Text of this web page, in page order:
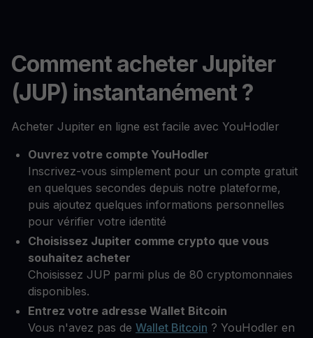
Comment acheter Jupiter
(JUP) instantanément ?
Acheter Jupiter en ligne est facile avec YouHodler
Ouvrez votre compte YouHodler
Inscrivez-vous simplement pour un compte gratuit
en quelques secondes depuis notre plateforme,
puis ajoutez quelques informations personnelles
pour vérifier votre identité
Choisissez Jupiter comme crypto que vous
souhaitez acheter
Choisissez JUP parmi plus de 80 cryptomonnaies
disponibles.
Entrez votre adresse Wallet Bitcoin
Vous n'avez pas de Wallet Bitcoin ? YouHodler en